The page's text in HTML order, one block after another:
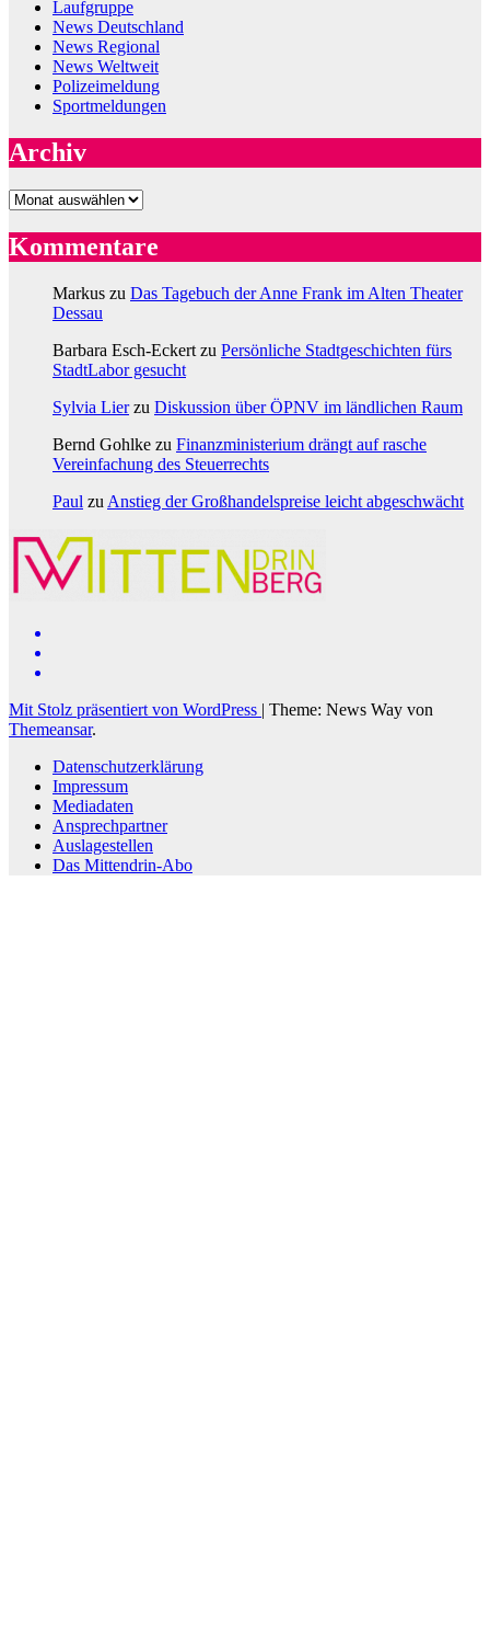
Laufgruppe
News Deutschland
News Regional
News Weltweit
Polizeimeldung
Sportmeldungen
Archiv
Archiv
Kommentare
Markus zu Das Tagebuch der Anne Frank im Alten Theater
Dessau
Barbara Esch-Eckert zu Persönliche Stadtgeschichten fürs
StadtLabor gesucht
Sylvia Lierzu Diskussion über ÖPNV im ländlichen Raum
Bernd Gohlke zu Finanzministerium drängt auf rasche
Vereinfachung des Steuerrechts
Paul zu Anstieg der Großhandelspreise leicht abgeschwächt
Mit Stolz präsentiert von WordPress | Theme: News Way von
Themeansar.
Datenschutzerklärung
Impressum
Mediadaten
Ansprechpartner
Auslagestellen
Das Mittendrin-Abo